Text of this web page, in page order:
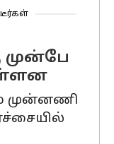
முன்பே
முன்னணி